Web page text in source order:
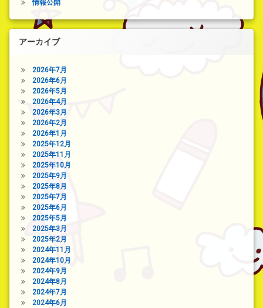
情報公開
アーカイブ
2026年7月
2026年6月
2026年5月
2026年4月
2026年3月
2026年2月
2026年1月
2025年12月
2025年11月
2025年10月
2025年9月
2025年8月
2025年7月
2025年6月
2025年5月
2025年3月
2025年2月
2024年11月
2024年10月
2024年9月
2024年8月
2024年7月
2024年6月